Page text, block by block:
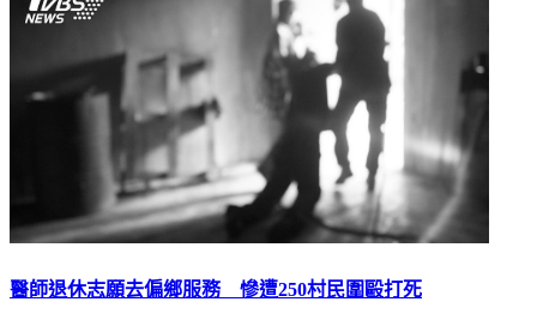
醫師退休志願去偏鄉服務 慘遭250村民圍毆打死